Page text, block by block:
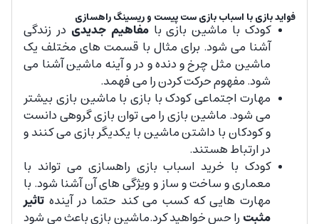
فواید بازی با اسباب بازی ست پیست و ریسینگ راهسازی
کودک با ماشین بازی بامفاهیم جدیدی در زندگی
آشنا می شود. برای مثال با قسمت های مختلف یک
ماشین مثل چرخ و دنده و در و آینه ماشین آشنا می
شود. مفهوم حرکت کردن را می فهمد.
مهارت اجتماعی کودک با بازی با ماشین بازی بیشتر
می شود. ماشین بازی را می توان بازی گروهی دانست
و کودکان با داشتن ماشین با یکدیگر بازی می کنند و
در ارتباط هستند.
کودک با خرید اسباب بازی راهسازی می تواند با
معماری و ساخت و ساز و ویژگی های آن آشنا شود. با
مهارت هایی که کسب می کند حتما در آینده تاثیر
مثبت را حس خواهید کرد.ماشین بازی باعث می شود